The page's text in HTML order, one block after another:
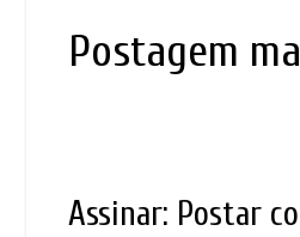
Postagem
Assinar: Postar